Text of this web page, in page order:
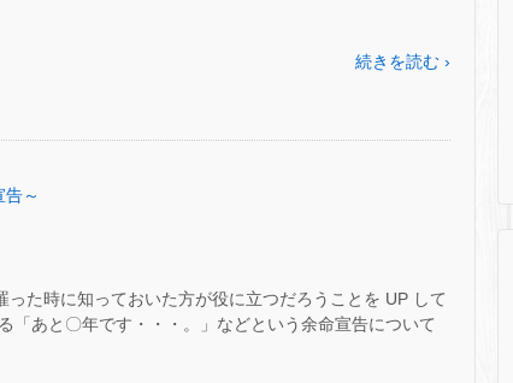
続きを読む ›
告～
った時に知っておいた方が役に立つだろうことを UP して
「あと〇年です・・・。」などという余命宣告について